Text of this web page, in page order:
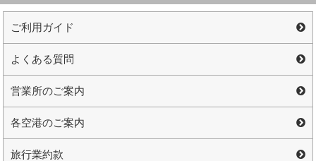
ご利用ガイド
よくある質問
営業所のご案内
各空港のご案内
旅行業約款